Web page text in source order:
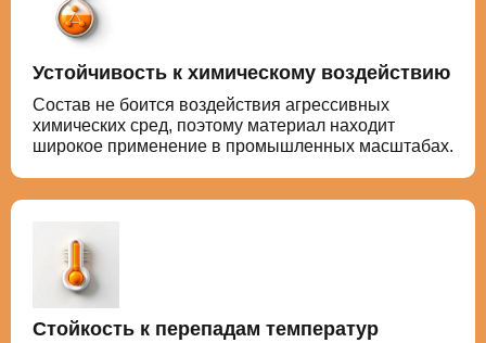
Устойчивость к химическому воздействию
Состав не боится воздействия агрессивных
химических сред, поэтому материал находит
широкое применение в промышленных масштабах.
Стойкость к перепадам температур